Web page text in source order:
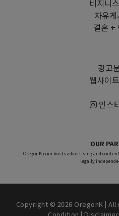
비지니
자유
결혼 +
광고
웹사이
인스
OUR
OregonK.com hosts advertising and content
legally
Copyright © 2026 OregonK |